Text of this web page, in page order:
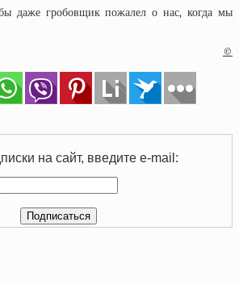
даже гробовщик пожалел о нас, когда мы
©
на сайт, введите e-mail: